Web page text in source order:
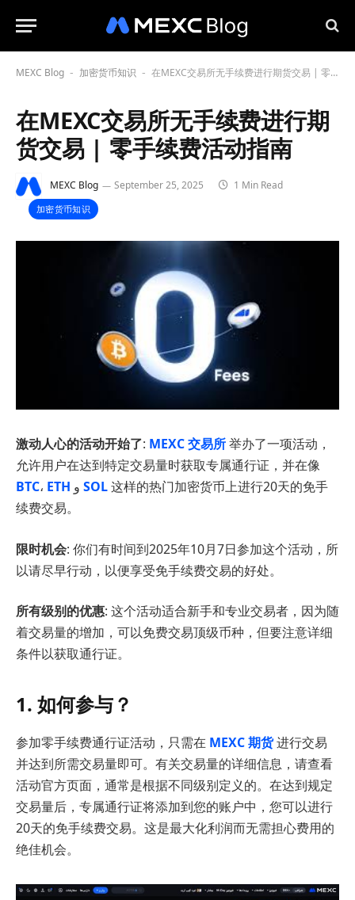
MEXC Blog - 加密货币知识 - 在MEXC交易所无手续费进行期货交易 | 零手续费活动指南
在MEXC交易所无手续费进行期
货交易 | 零手续费活动指南
MEXC Blog September 25, 2025 1 Min Read
加密货币知识
激动人心的活动开始了: MEXC 交易所举办了一项活动，
允许用户在达到特定交易量时获取专属通行证，并在像
BTC، ETH SOL这样的热门加密货币上进行20天的免手
续费交易。
限时机会: 你们有时间到2025年10月7日参加这个活动，所
以请尽早行动，以便享受免手续费交易的好处。
所有级别的优惠: 这个活动适合新手和专业交易者，因为随
着交易量的增加，可以免费交易顶级币种，但要注意详细
条件以获取通行证。
1. 如何参与？
参加零手续费通行证活动，只需在 MEXC 期货进行交易
并达到所需交易量即可。有关交易量的详细信息，请查看
活动官方页面，通常是根据不同级别定义的。在达到规定
交易量后，专属通行证将添加到您的账户中，您可以进行
20天的免手续费交易。这是最大化利润而无需担心费用的
绝佳机会。